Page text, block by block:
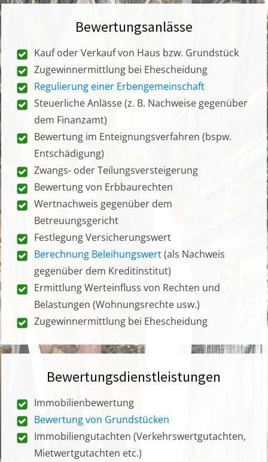
Bewertungsanlässe
Kauf oder Verkauf von Haus bzw. Grundstück
Zugewinnermittlung bei Ehescheidung
Regulierung einer Erbengemeinschaft
Steuerliche Anlässe (z. B. Nachweise gegenüber
dem Finanzamt)
Bewertung im Enteignungsverfahren (bspw.
Entschädigung)
Zwangs- oder Teilungsversteigerung
Bewertung von Erbbaurechten
Wertnachweis gegenüber dem
Betreuungsgericht
Festlegung Versicherungswert
Berechnung Beleihungswert(als Nachweis
gegenüber dem Kreditinstitut)
Ermittlung Werteinfluss von Rechten und
Belastungen (Wohnungsrechte usw.)
Zugewinnermittlung bei Ehescheidung
Bewertungsdienstleistungen
Immobilienbewertung
Bewertung von Grundstücken
Immobiliengutachten (Verkehrswertgutachten,
Mietwertgutachten etc.)